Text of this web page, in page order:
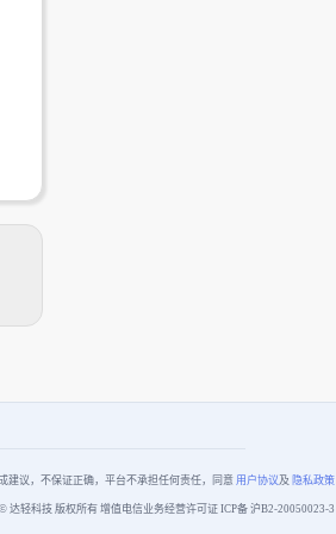
建议，不保证正确，平台不承担任何责任，同意 用户协议 及 隐私政策
© 达轻科技 版权所有 增值电信业务经营许可证 ICP备 沪B2-20050023-3